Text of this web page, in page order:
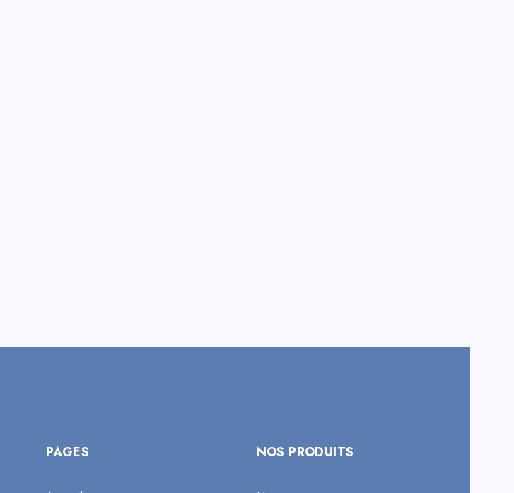
PAGES NOS PRODUITS